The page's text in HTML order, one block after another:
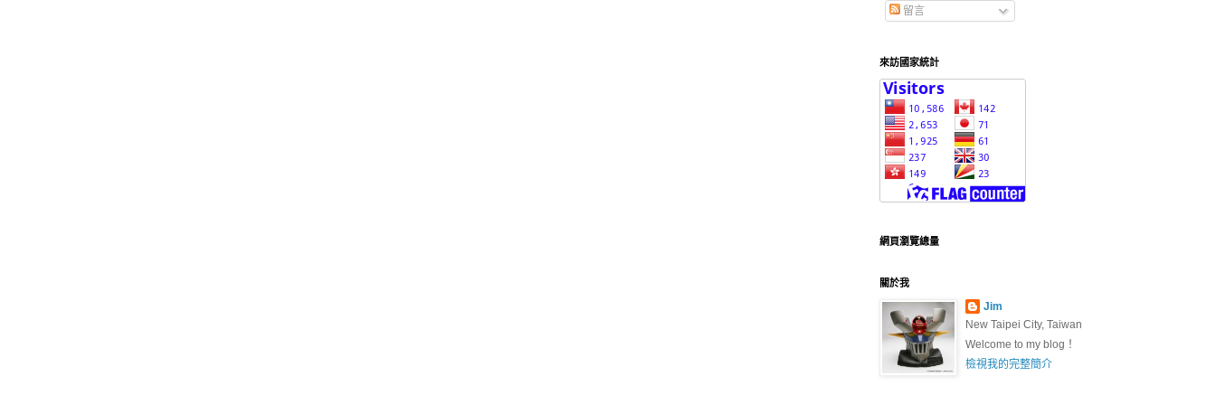
留言
來訪國家統計
網頁瀏覽總量
關於我
Jim
New Taipei City, Taiwan
Welcome to my blog！
檢視我的完整簡介